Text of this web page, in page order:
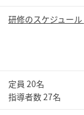
研修のスケジュール
定員 20名
指導者数 27名